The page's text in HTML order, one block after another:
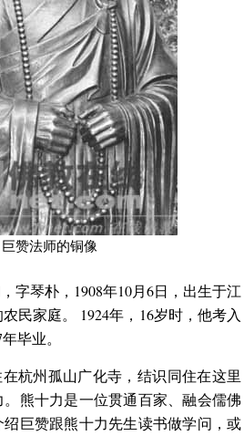
巨赞法师的铜像
字琴朴，1908年10月6日，出生于江
民家庭。 1924年，16岁时，他考入
毕业。
在杭州孤山广化寺，结识同住在这里
熊十力是一位贯通百家、融会儒佛
巨赞跟熊十力先生读书做学问，或